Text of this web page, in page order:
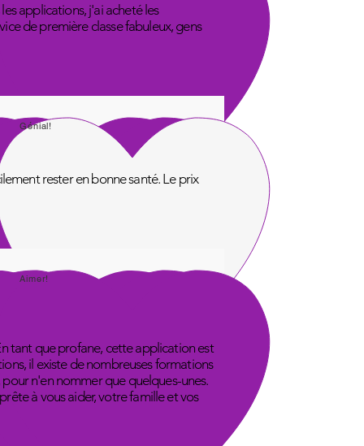
applications, j'ai acheté les
de première classe fabuleux, gens
Génial!
rester en bonne santé. Le prix
Aimer!
tant que profane, cette application est
il existe de nombreuses formations
n'en nommer que quelques-unes.
à vous aider, votre famille et vos